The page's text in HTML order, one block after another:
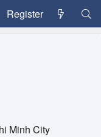
Register
Minh City